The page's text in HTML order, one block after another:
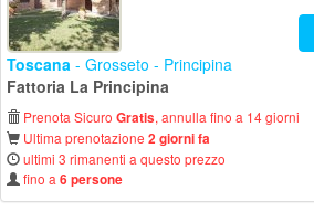
Toscana - Grosseto - Principina
Fattoria La Principina
Prenota Sicuro Gratis, annulla fino a 14 giorni
Ultima prenotazione 2 giorni fa
ultimi 3 rimanenti a questo prezzo
fino a 6 persone